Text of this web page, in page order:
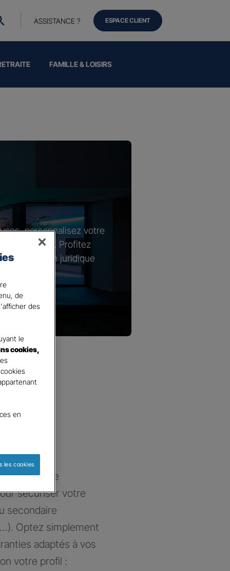
FAMILLE & LOISIRS
ASSISTANCE ? ESPACE CLIENT
personnalisez votre
spécifiques. Profitez
de protection juridique
sur-mesure
sécuriser votre
secondaire
Optez simplement
adaptés à vos
votre profil :
de
des
le
cookies,
en
les cookies